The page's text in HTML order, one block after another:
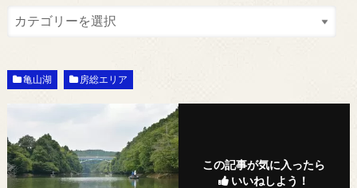
亀山湖 房総エリア
この記事が気に入ったら
いいねしよう！